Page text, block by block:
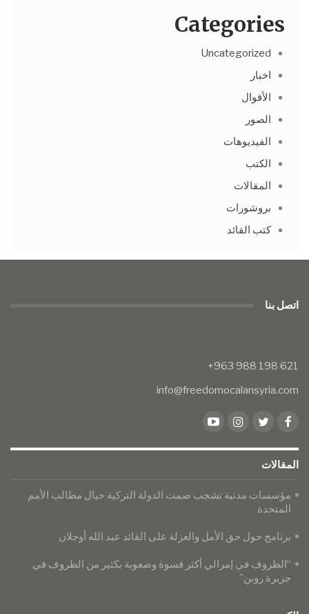
Categories
Uncategorized
اخبار
الأقوال
الصور
الفيديوهات
الكتب
المقالات
بروشورات
كتب القائد
اتصل بنا
info@freedomocalansyria.com
المقالات
مؤسسات مدنية تشجب صمت الدولة التركية حيال مطالب الأمم
المتحدة
برنامج حول حق الأمل والعزلة على القائد عبد الله أوجلان
“الظروف في إمرالي أكثر قسوة وصعوبة بكثير من الظروف في
جزيرة روبن”